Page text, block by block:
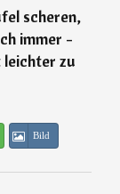
scheren,
immer -
leichter zu
Bild